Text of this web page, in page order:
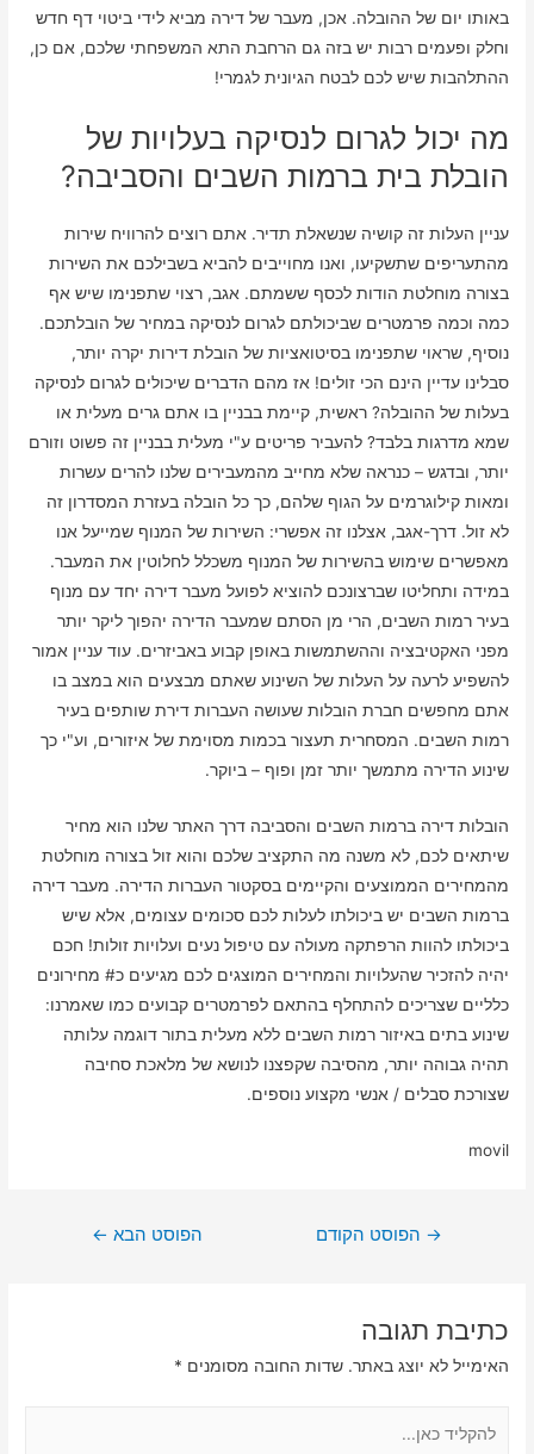
באותו יום של ההובלה. אכן, מעבר של דירה מביא לידי ביטוי דף חדש
וחלק ופעמים רבות יש בזה גם הרחבת התא המשפחתי שלכם, אם כן,
ההתלהבות שיש לכם לבטח הגיונית לגמרי!
מה יכול לגרום לנסיקה בעלויות של
הובלת בית ברמות השבים והסביבה?
עניין העלות זה קושיה שנשאלת תדיר. אתם רוצים להרוויח שירות
מהתעריפים שתשקיעו, ואנו מחוייבים להביא בשבילכם את השירות
בצורה מוחלטת הודות לכסף ששמתם. אגב, רצוי שתפנימו שיש אף
כמה וכמה פרמטרים שביכולתם לגרום לנסיקה במחיר של הובלתכם.
נוסיף, שראוי שתפנימו בסיטואציות של הובלת דירות יקרה יותר,
סבלינו עדיין הינם הכי זולים! אז מהם הדברים שיכולים לגרום לנסיקה
בעלות של ההובלה? ראשית, קיימת בבניין בו אתם גרים מעלית או
שמא מדרגות בלבד? להעביר פריטים ע"י מעלית בבניין זה פשוט וזורם
יותר, ובדגש – כנראה שלא מחייב מהמעבירים שלנו להרים עשרות
ומאות קילוגרמים על הגוף שלהם, כך כל הובלה בעזרת המסדרון זה
לא זול. דרך-אגב, אצלנו זה אפשרי: השירות של המנוף שמייעל אנו
מאפשרים שימוש בהשירות של המנוף משכלל לחלוטין את המעבר.
במידה ותחליטו שברצונכם להוציא לפועל מעבר דירה יחד עם מנוף
בעיר רמות השבים, הרי מן הסתם שמעבר הדירה יהפוך ליקר יותר
מפני האקטיבציה וההשתמשות באופן קבוע באביזרים. עוד עניין אמור
להשפיע לרעה על העלות של השינוע שאתם מבצעים הוא במצב בו
אתם מחפשים חברת הובלות שעושה העברות דירת שותפים בעיר
רמות השבים. המסחרית תעצור בכמות מסוימת של איזורים, וע"י כך
שינוע הדירה מתמשך יותר זמן ופוף – ביוקר.
הובלות דירה ברמות השבים והסביבה דרך האתר שלנו הוא מחיר
שיתאים לכם, לא משנה מה התקציב שלכם והוא זול בצורה מוחלטת
מהמחירים הממוצעים והקיימים בסקטור העברות הדירה. מעבר דירה
ברמות השבים יש ביכולתו לעלות לכם סכומים עצומים, אלא שיש
ביכולתו להוות הרפתקה מעולה עם טיפול נעים ועלויות זולות! חכם
יהיה להזכיר שהעלויות והמחירים המוצגים לכם מגיעים כ# מחירונים
כלליים שצריכים להתחלף בהתאם לפרמטרים קבועים כמו שאמרנו:
שינוע בתים באיזור רמות השבים ללא מעלית בתור דוגמה עלותה
תהיה גבוהה יותר, מהסיבה שקפצנו לנושא של מלאכת סחיבה
שצורכת סבלים / אנשי מקצוע נוספים.
movil
ניווט
→ הפוסט הקודם הפוסט הבא ←
כתיבת תגובה
האימייל לא יוצג באתר. שדות החובה מסומנים *